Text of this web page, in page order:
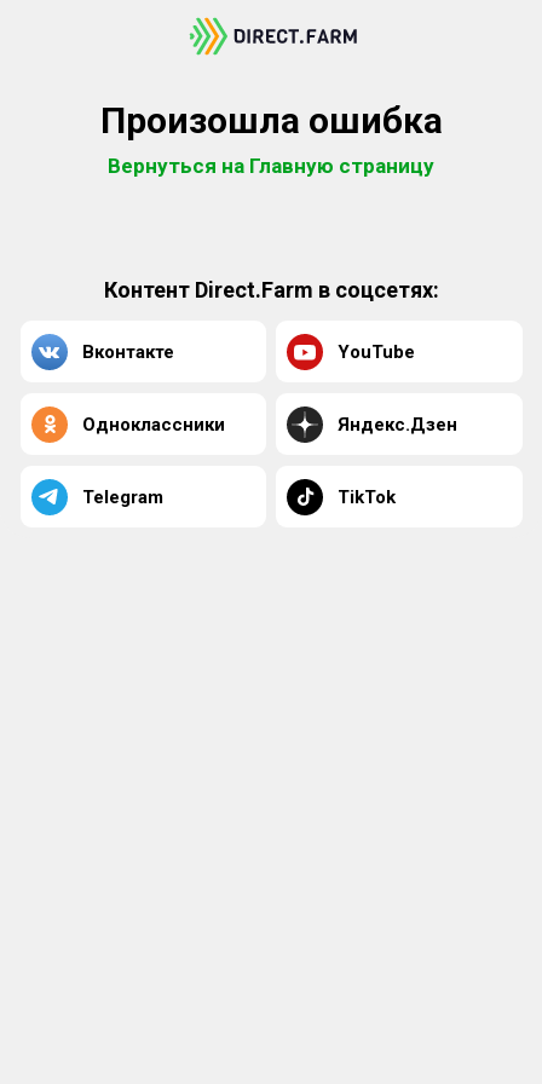
Произошла ошибка
Вернуться на Главную страницу
Контент Direct.Farm в соцсетях:
Вконтакте YouTube
Одноклассники Яндекс.Дзен
Telegram TikTok